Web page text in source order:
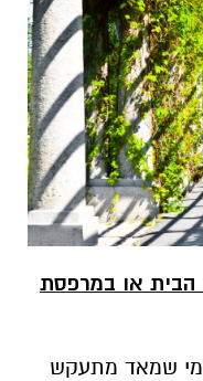
הבית או במרפסת
מי שמאד מתעקש